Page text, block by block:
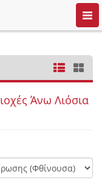
Άνω Λιόσια